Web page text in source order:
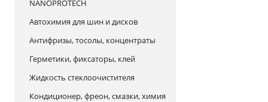
NANOPROTECH
Автохимия для шин и дисков
Антифризы, тосолы, концентраты
Герметики, фиксаторы, клей
Жидкость стеклоочистителя
Кондиционер, фреон, смазки, химия